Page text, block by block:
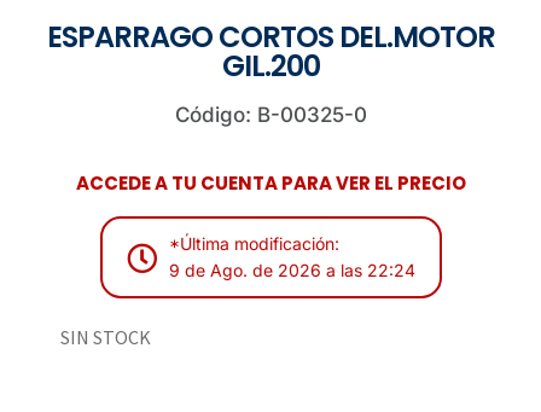
ESPARRAGO CORTOS DEL.MOTOR
GIL.200
Código: B-00325-0
ACCEDE A TU CUENTA PARA VER EL PRECIO
*Última modificación:
9 de Ago. de 2026 a las 22:24
SIN STOCK